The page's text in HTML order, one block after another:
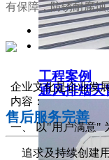
通风排烟天
工程案例
有保障，防锈耐腐蚀
03
售后服务完善
企业文化是企业发
内容：
一、 以"用户满意"
追求及持续创建